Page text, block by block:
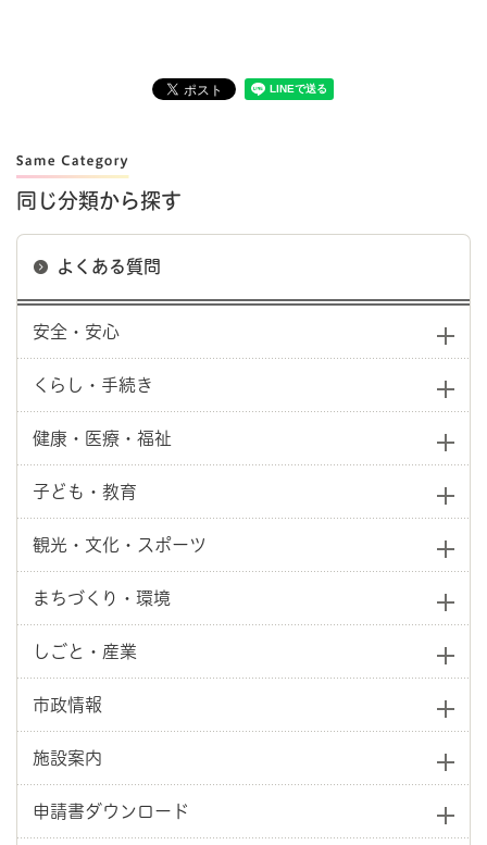
同じ分類から探す
よくある質問
安全・安心
くらし・手続き
健康・医療・福祉
子ども・教育
観光・文化・スポーツ
まちづくり・環境
しごと・産業
市政情報
施設案内
申請書ダウンロード